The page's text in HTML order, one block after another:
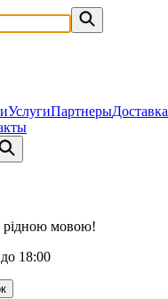
УслугиПартнерыДоставка
рідною мовою!
18:00